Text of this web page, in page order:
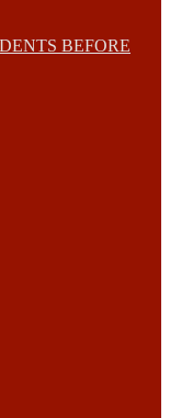
BEFORE